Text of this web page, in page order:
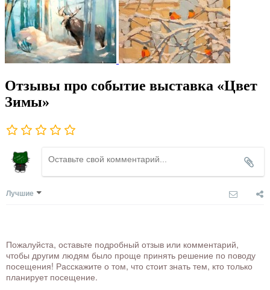
Отзывы про событие выставка «Цвет
Зимы»
Лучшие
Пожалуйста, оставьте подробный отзыв или комментарий,
чтобы другим людям было проще принять решение по поводу
посещения! Расскажите о том, что стоит знать тем, кто только
планирует посещение.